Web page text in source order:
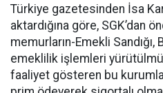
Türkiye gazetesinden İsa
aktardığına göre, SGK’dan
memurların-Emekli Sandığı,
emeklilik işlemleri
faaliyet gösteren bu